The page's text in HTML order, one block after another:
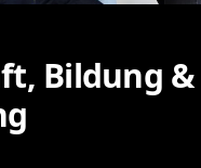
Bildung &